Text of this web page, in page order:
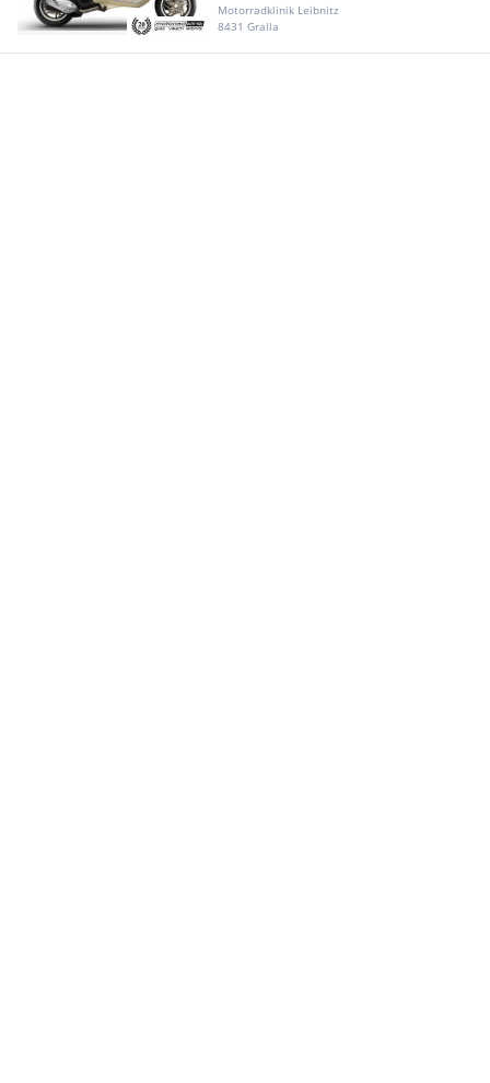
Motorradklinik Leibnitz
8431 Gralla